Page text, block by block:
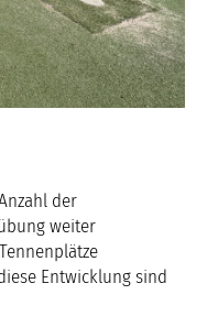
der
weiter
Entwicklung sind